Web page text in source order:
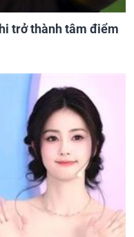
trở thành tâm điểm